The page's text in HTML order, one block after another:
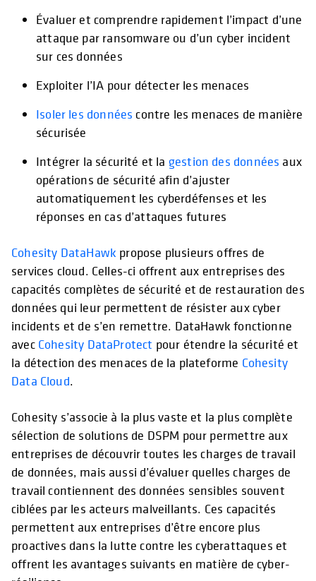
Évaluer et comprendre rapidement l’impact d’une
attaque par ransomware ou d’un cyber incident
sur ces données
Exploiter l’IA pour détecter les menaces
Isoler les données contre les menaces de manière
sécurisée
Intégrer la sécurité et la gestion des données aux
opérations de sécurité afin d’ajuster
automatiquement les cyberdéfenses et les
réponses en cas d’attaques futures
Cohesity DataHawk propose plusieurs offres de
services cloud. Celles-ci offrent aux entreprises des
capacités complètes de sécurité et de restauration des
données qui leur permettent de résister aux cyber
incidents et de s’en remettre. DataHawk fonctionne
avec Cohesity DataProtect pour étendre la sécurité et
la détection des menaces de la plateforme Cohesity
Data Cloud.
Cohesity s’associe à la plus vaste et la plus complète
sélection de solutions de DSPM pour permettre aux
entreprises de découvrir toutes les charges de travail
de données, mais aussi d’évaluer quelles charges de
travail contiennent des données sensibles souvent
ciblées par les acteurs malveillants. Ces capacités
permettent aux entreprises d’être encore plus
proactives dans la lutte contre les cyberattaques et
offrent les avantages suivants en matière de cyber-